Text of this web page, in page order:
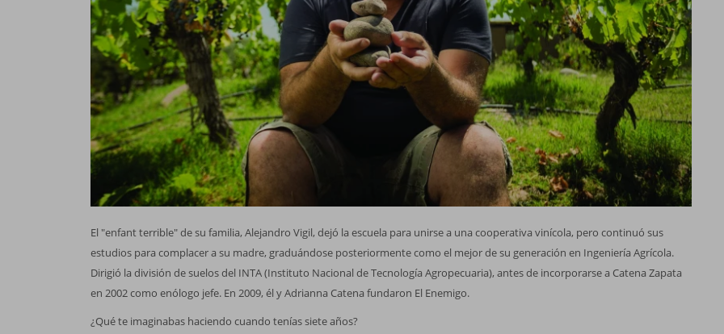
El "enfant terrible" de su familia, Alejandro Vigil, dejó la escuela para unirse a una cooperativa vinícola, pero continuó sus
estudios para complacer a su madre, graduándose posteriormente como el mejor de su generación en Ingeniería Agrícola.
Dirigió la división de suelos del INTA (Instituto Nacional de Tecnología Agropecuaria), antes de incorporarse a Catena Zapata
en 2002 como enólogo jefe. En 2009, él y Adrianna Catena fundaron El Enemigo.
¿Qué te imaginabas haciendo cuando tenías siete años?